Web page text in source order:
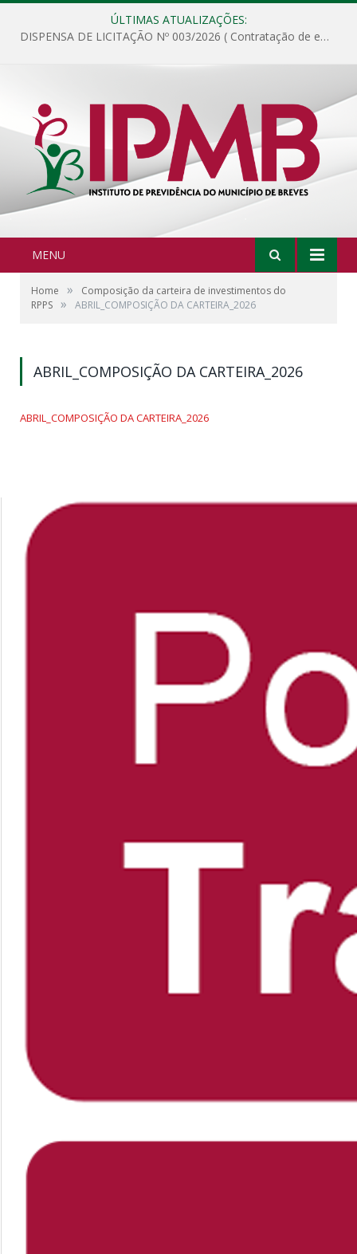
ÚLTIMAS ATUALIZAÇÕES:
DISPENSA DE LICITAÇÃO Nº 003/2026 ( Contratação de empresa para fornecimento de gêneros alimentícios não perecíveis, materiais de expediente, descartáveis, copa e cozinha, para análise e posterior publicação.)
MENU
Home »
Composição da carteira de investimentos do
RPPS » ABRIL_COMPOSIÇÃO DA CARTEIRA_2026
ABRIL_COMPOSIÇÃO DA CARTEIRA_2026
ABRIL_COMPOSIÇÃO DA CARTEIRA_2026